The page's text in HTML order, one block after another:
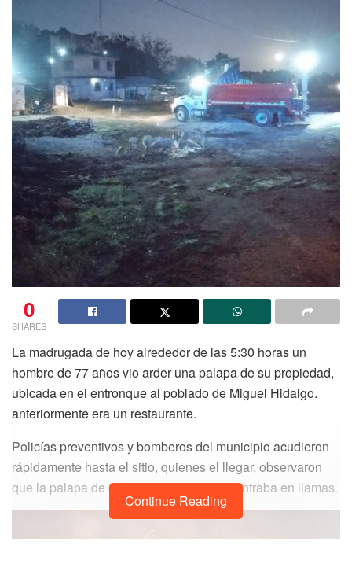
0
SHARES
La madrugada de hoy alrededor de las 5:30 horas un
hombre de 77 años vio arder una palapa de su propiedad,
ubicada en el entronque al poblado de Miguel Hidalgo.
anteriormente era un restaurante.
Policías preventivos y bomberos del municipio acudieron
rápidamente hasta el sitio, quienes el llegar, observaron
que la palapa de gran dimensión se encontraba en llamas.
Continue Reading